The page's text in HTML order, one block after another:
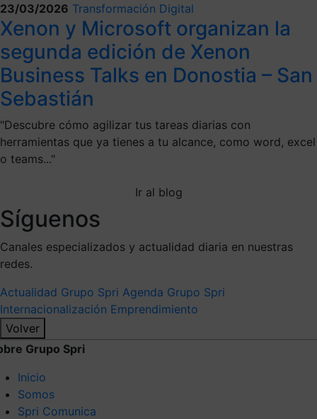
23/03/2026 Transformación Digital
Xenon y Microsoft organizan la
segunda edición de Xenon
Business Talks en Donostia – San
Sebastián
"Descubre cómo agilizar tus tareas diarias con
herramientas que ya tienes a tu alcance, como word, excel
o teams..."
Ir al blog
Síguenos
Canales especializados y actualidad diaria en nuestras
redes.
Actualidad Grupo Spri Agenda Grupo Spri
Internacionalización Emprendimiento
Volver
Grupo Spri
Inicio
Somos
Spri Comunica